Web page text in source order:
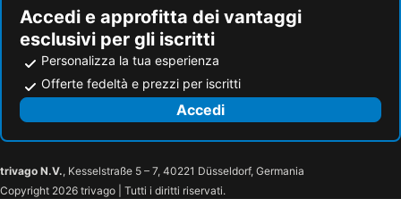
Accedi e approfitta dei vantaggi
esclusivi per gli iscritti
Personalizza la tua esperienza
Offerte fedeltà e prezzi per iscritti
Accedi
trivago N.V., Kesselstraße 5 – 7, 40221 Düsseldorf, Germania
Copyright 2026 trivago | Tutti i diritti riservati.